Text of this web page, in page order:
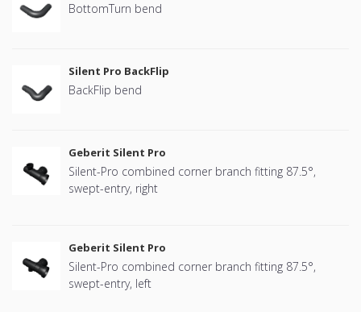
BottomTurn bend
Silent Pro BackFlip
BackFlip bend
Geberit Silent Pro
Silent-Pro combined corner branch fitting 87.5°,
swept-entry, right
Geberit Silent Pro
Silent-Pro combined corner branch fitting 87.5°,
swept-entry, left